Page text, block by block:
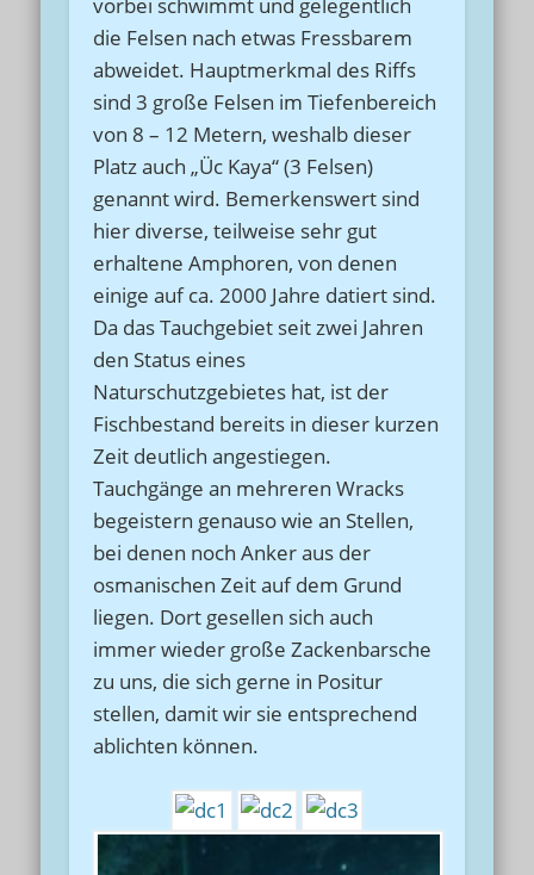
die Felsen nach etwas Fressbarem
abweidet. Hauptmerkmal des Riffs
sind 3 große Felsen im Tiefenbereich
von 8 – 12 Metern, weshalb dieser
Platz auch „Üc Kaya“ (3 Felsen)
genannt wird. Bemerkenswert sind
hier diverse, teilweise sehr gut
erhaltene Amphoren, von denen
einige auf ca. 2000 Jahre datiert sind.
Da das Tauchgebiet seit zwei Jahren
den Status eines
Naturschutzgebietes hat, ist der
Fischbestand bereits in dieser kurzen
Zeit deutlich angestiegen.
Tauchgänge an mehreren Wracks
begeistern genauso wie an Stellen,
bei denen noch Anker aus der
osmanischen Zeit auf dem Grund
liegen. Dort gesellen sich auch
immer wieder große Zackenbarsche
zu uns, die sich gerne in Positur
stellen, damit wir sie entsprechend
ablichten können.